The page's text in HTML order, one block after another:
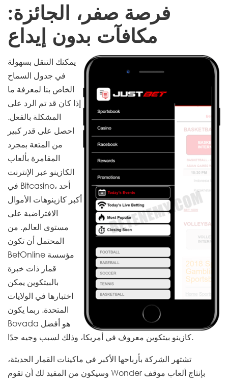
فرصة صفر، الجائزة:
مكافآت بدون إيداع
يمكنك التنقل بسهولة
في جدول السماح
الخاص بنا لمعرفة ما
إذا كان قد تم الرد على
المشكلة بالفعل.
احصل على قدر كبير
من المتعة بمجرد
المقامرة بألعاب
الكازينو عبر الإنترنت
في Bitcasino، أحد
أكبر كازينوهات الأموال
الافتراضية على
مستوى العالم. من
المحتمل أن تكون
BetOnline مؤسسة
قمار ذات خبرة
بالبيتكوين يمكن
اختبارها في الولايات
المتحدة. ربما يكون
Bovada هو أفضل
كازينو بيتكوين معروف في أمريكا، وذلك لسبب وجيه جدًا.
تشتهر الشركة بأرباحها الأكبر في ماكينات القمار الحديثة،
وسيكون من المفيد لك أن تقوم Wonder بإنتاج ألعاب موقف